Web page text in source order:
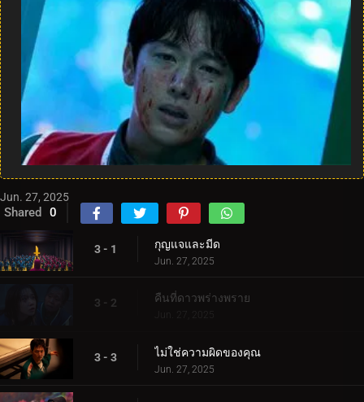
Jun. 27, 2025
Shared 0
3 - 1 กุญแจและมีด
Jun. 27, 2025
3 - 2 คืนที่ดาวพร่างพราย
Jun. 27, 2025
3 - 3 ไม่ใช่ความผิดของคุณ
Jun. 27, 2025